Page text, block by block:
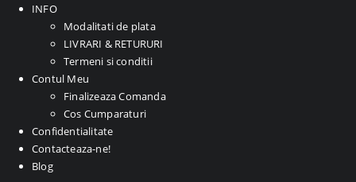
INFO
Modalitati de plata
LIVRARI & RETURURI
Termeni si conditii
Contul Meu
Finalizeaza Comanda
Cos Cumparaturi
Confidentialitate
Contacteaza-ne!
Blog